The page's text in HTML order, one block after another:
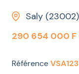
Saly (23002)
290 654 000 F
Référence VSA123